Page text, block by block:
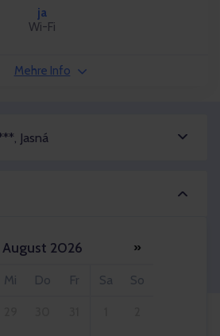
ja
Wi-Fi
Mehre Info
Jasná
August 2026 »
Mi Do Fr Sa So